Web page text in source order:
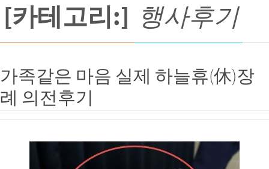
[카테고리:] 행사후기
가족같은 마음 실제 하늘휴(休)장
례 의전후기